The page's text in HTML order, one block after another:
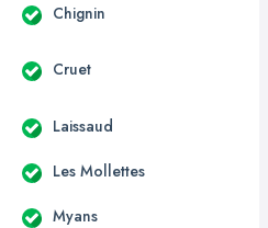
Chignin
Cruet
Laissaud
Les Mollettes
Myans